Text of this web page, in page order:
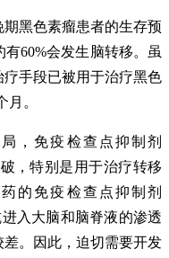
黑色素瘤患者的生存预
60%会发生脑转移。虽
手段已被用于治疗黑色
。
，免疫检查点抑制剂
，特别是用于治疗转移
的免疫检查点抑制剂
入大脑和脑脊液的渗透
。因此，迫切需要开发